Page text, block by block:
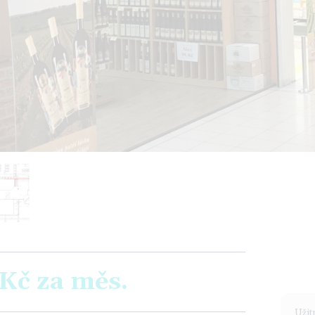
za měs.